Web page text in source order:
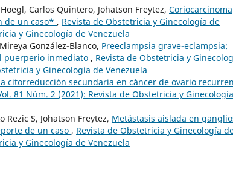
Carlos Quintero, Johatson Freytez, Coriocarcinoma
de un caso* , Revista de Obstetricia y Ginecología de
y Ginecología de Venezuela
González-Blanco, Preeclampsia grave-eclampsia:
puerperio inmediato , Revista de Obstetricia y
y Ginecología de Venezuela
citorreducción secundaria en cáncer de ovario
81 Núm. 2 (2021): Revista de Obstetricia y
S, Johatson Freytez, Metástasis aislada en
de un caso , Revista de Obstetricia y Ginecología
y Ginecología de Venezuela